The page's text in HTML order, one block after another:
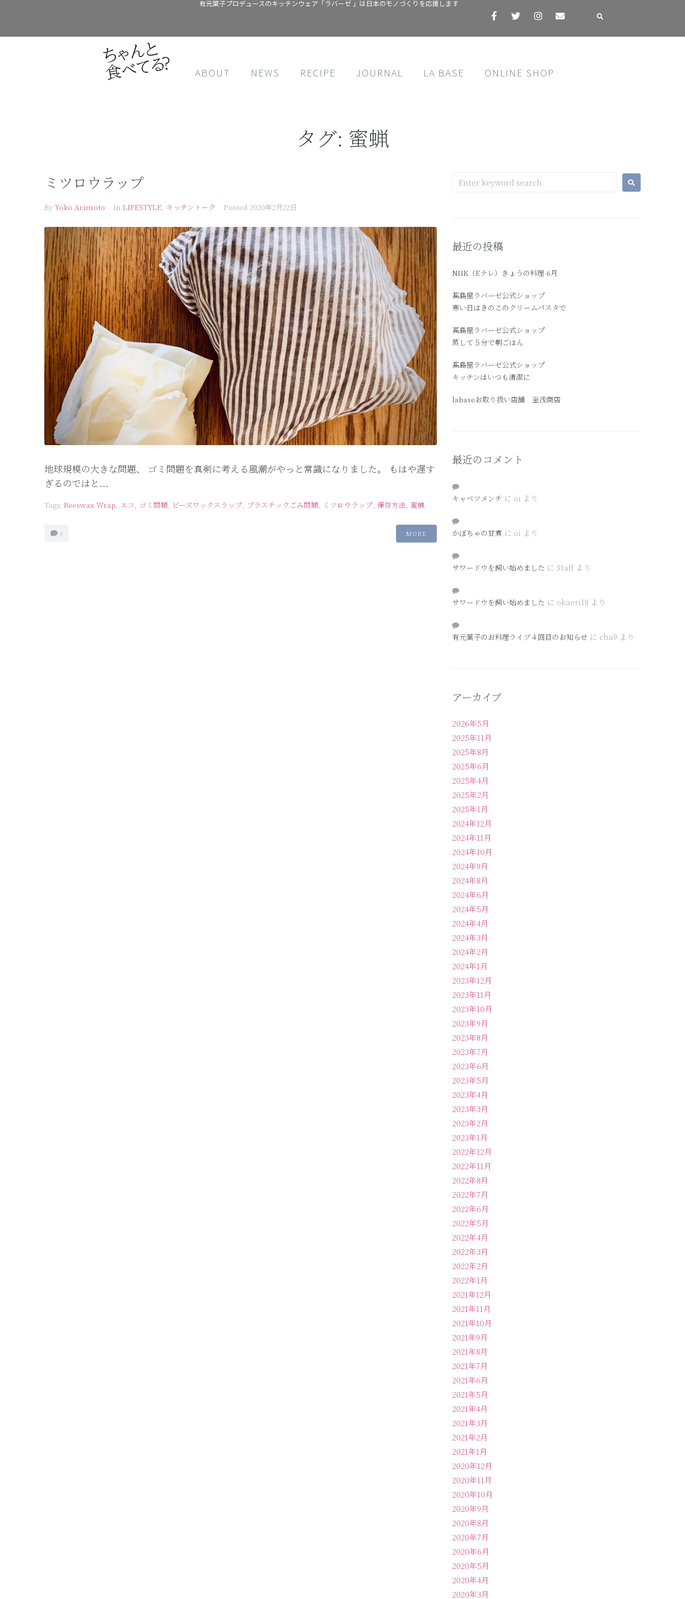
有元葉子プロデュースのキッチンウェア「ラバーゼ 」は日本のモノづくりを応援します
ABOUT NEWS RECIPE JOURNAL LA BASE ONLINE SHOP
タグ: 蜜蝋
ミツロウラップ
By Yoko Arimoto In LIFESTYLE, キッチントーク Posted 2020年2月22日
地球規模の大きな問題、 ゴミ問題を真剣に考える風潮がやっと常識になりました。 もはや遅す
ぎるのではと...
Tags: Beeswax Wrap エコ ゴミ問題 ビーズワックスラップ プラスチックごみ問題 ミツロウラップ 保存方法 蜜蝋
0 MORE
最近の投稿
NHK（Eテレ）きょうの料理 6月
髙島屋ラバーゼ公式ショップ
寒い日はきのこのクリームパスタで
高島屋ラバーゼ公式ショップ
蒸して５分で朝ごはん
髙島屋ラバーゼ公式ショップ
キッチンはいつも清潔に
labaseお取り扱い店舗 釡浅商店
最近のコメント
キャベツメンチ に oi より
かぼちゃの甘煮 に oi より
サワードウを飼い始めました に Staffより
サワードウを飼い始めました に okaeri18 より
有元葉子のお料理ライブ４回目のお知らせ に cha9 より
アーカイブ
2026年5月
2025年11月
2025年8月
2025年6月
2025年4月
2025年2月
2025年1月
2024年12月
2024年11月
2024年10月
2024年9月
2024年8月
2024年6月
2024年5月
2024年4月
2024年3月
2024年2月
2024年1月
2023年12月
2023年11月
2023年10月
2023年9月
2023年8月
2023年7月
2023年6月
2023年5月
2023年4月
2023年3月
2023年2月
2023年1月
2022年12月
2022年11月
2022年8月
2022年7月
2022年6月
2022年5月
2022年4月
2022年3月
2022年2月
2022年1月
2021年12月
2021年11月
2021年10月
2021年9月
2021年8月
2021年7月
2021年6月
2021年5月
2021年4月
2021年3月
2021年2月
2021年1月
2020年12月
2020年11月
2020年10月
2020年9月
2020年8月
2020年7月
2020年6月
2020年5月
2020年4月
2020年3月